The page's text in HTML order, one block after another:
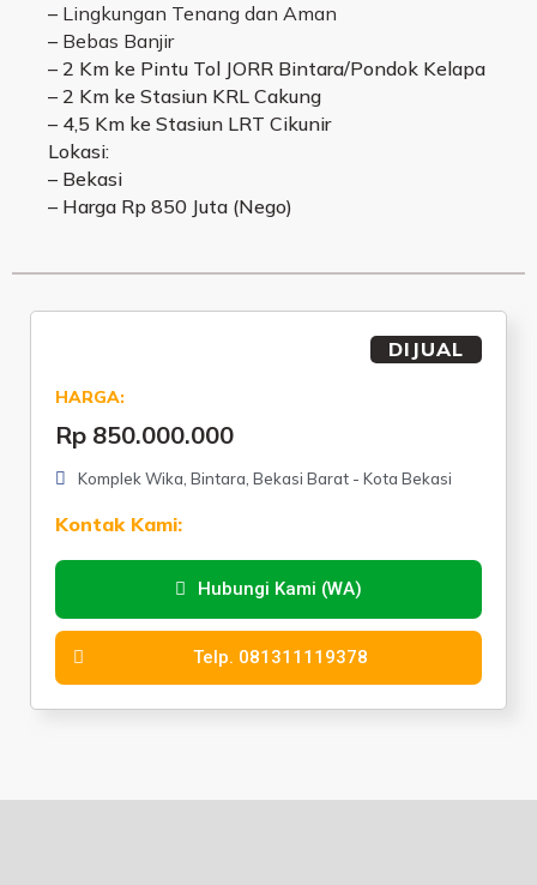
– Lingkungan Tenang dan Aman
– Bebas Banjir
– 2 Km ke Pintu Tol JORR Bintara/Pondok Kelapa
– 2 Km ke Stasiun KRL Cakung
– 4,5 Km ke Stasiun LRT Cikunir
Lokasi:
– Bekasi
– Harga Rp 850 Juta (Nego)
DIJUAL
HARGA:
Rp 850.000.000
Komplek Wika, Bintara, Bekasi Barat - Kota Bekasi
Kontak Kami:
Hubungi Kami (WA)
Telp. 081311119378